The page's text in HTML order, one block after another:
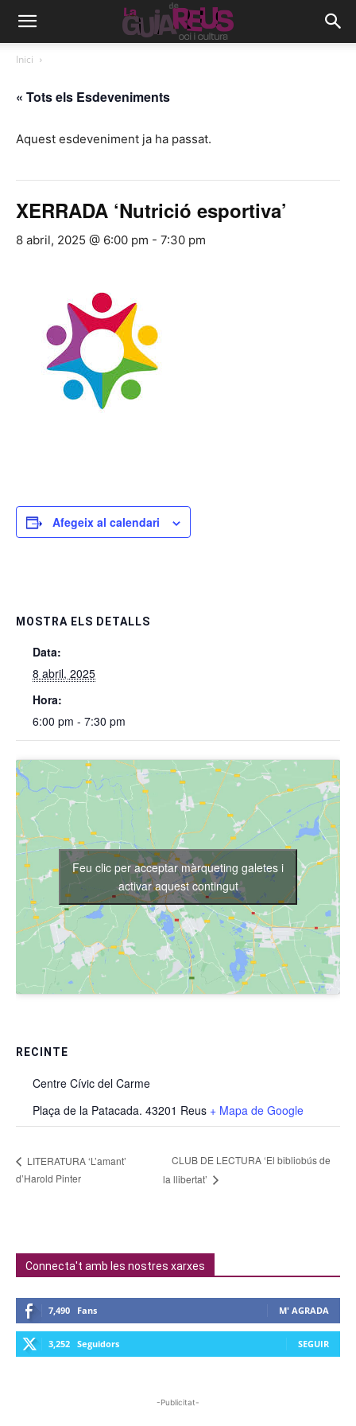
Inici
« Tots els Esdeveniments
Aquest esdeveniment ja ha passat.
XERRADA ‘Nutrició esportiva’
8 abril, 2025 @ 6:00 pm - 7:30 pm
Afegeix al calendari
MOSTRA ELS DETALLS
Data:
8 abril, 2025
Hora:
6:00 pm - 7:30 pm
RECINTE
Centre Cívic del Carme
Plaça de la Patacada. 43201 Reus + Mapa de Google
Feu clic per acceptar màrqueting galetes i
activar aquest contingut
LITERATURA ‘L’amant’
d’Harold Pinter
CLUB DE LECTURA ‘El bibliobús de
la llibertat’
Connecta't amb les nostres xarxes
7,490 Fans M' AGRADA
3,252 Seguidors SEGUIR
-Publicitat-